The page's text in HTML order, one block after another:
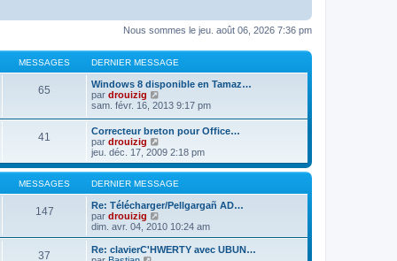
Nous sommes le jeu. août 06, 2026 7:36 pm
MESSAGES DERNIER MESSAGE
65
Windows 8 disponible en Tamaz…
par drouizig
o
u
l
t
e
r
l
d
e
r
n
i
sam. févr. 16, 2013 9:17 pm
41
Correcteur breton pour Office…
par drouizig
o
n
s
u
l
t
r
l
e
jeu. déc. 17, 2009 2:18 pm
MESSAGES DERNIER MESSAGE
147
Re: Télécharger/Pellgargañ AD…
par drouizig
o
n
s
dim. avr. 04, 2010 10:24 am
37
Re: clavierC'HWERTY avec UBUN…